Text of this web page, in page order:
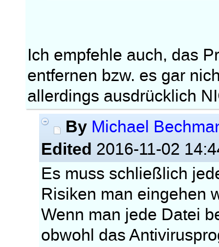
Ich empfehle auch, das
entfernen bzw. es gar
allerdings ausdrücklich
By Michael
Edited 2016-11-02
Es muss schließlich
Risiken man eingehen
Wenn man jede Datei
obwohl das